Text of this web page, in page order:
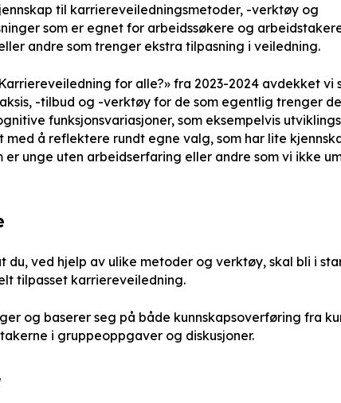
til karriereveiledningsmetoder, -verktøy og
som er egnet for arbeidssøkere og
andre som trenger ekstra tilpasning i veiledning.
for alle?» fra 2023-2024 avdekket vi
-tilbud og -verktøy for de som egentlig trenger
funksjonsvariasjoner, som eksempelvis
med å reflektere rundt egne valg, som har lite
er unge uten arbeidserfaring eller andre som vi ikke
du, ved hjelp av ulike metoder og verktøy, skal bli i
tilpasset karriereveiledning.
og baserer seg på både kunnskapsoverføring fra
i gruppeoppgaver og diskusjoner.